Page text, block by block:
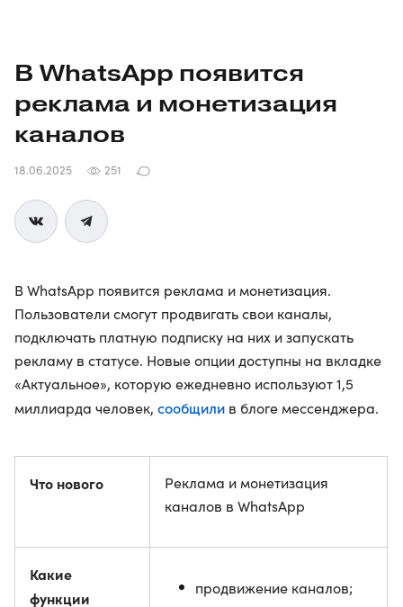
В WhatsApp появится
реклама и монетизация
каналов
18.06.2025 251
В WhatsApp появится реклама и монетизация.
Пользователи смогут продвигать свои каналы,
подключать платную подписку на них и запускать
рекламу в статусе. Новые опции доступны на вкладке
«Актуальное», которую ежедневно используют 1,5
миллиарда человек, сообщили в блоге мессенджера.
Что нового
Реклама и монетизация
каналов в WhatsApp
Какие
функции
продвижение каналов;